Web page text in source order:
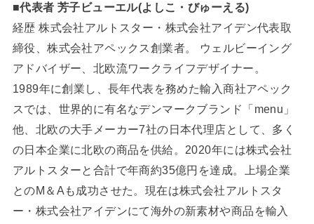
■代表者 芳子ビューエル(よしこ・びゅーえる)
経歴 株式会社アルトスター・株式会社アイデン代表取
締役、株式会社アペックス創業者。 ウェルビーイング
アドバイザー、北欧流ワークライフデザイナー。
1989年に創業し、長年代表を務めた輸入商社アペック
スでは、世界的に有名なデンマークブランド「menu」
他、北欧の大手メーカー7社の日本代理店として、多く
の日本企業に北欧の商品を供給。2020年には株式会社
アルトスターと合計で年商約35億円を達成。上場企業
とのM＆Aも成功させた。現在は株式会社アルトスタ
ー・株式会社アイデンにて海外の新素材や商品を輸入